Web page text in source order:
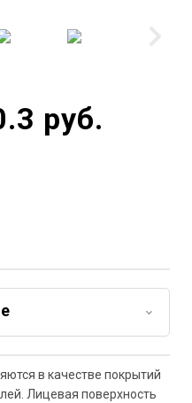
руб.
в качестве покрытий
Лицевая поверхность